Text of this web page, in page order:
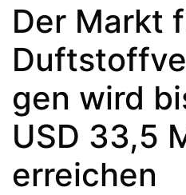
Der Markt
gen wird
USD 33,5
erreichen